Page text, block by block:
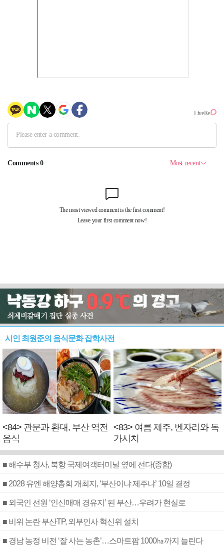
시인 최원준의 음식문화 잡학사전
<84> 관문과 환대, 부산 역전
음식
<83> 여름 제주, 벤자리와 독
가시치
■ 해수부 청사, 북항 국제여객터미널 옆에 선다(종합)
■ 2028 유엔 해양총회 개최지, ‘부산이냐 제주냐’ 10일 결정
■ 외국인 선원 ‘인신매매 경유지’ 된 부산…우려가 현실로
■ 비위 논란 부산TP, 외부인사 혁신위 설치
■ 경남 농정 비전 ‘잘 사는 농촌’…스마트팜 1000㏊까지 늘린다